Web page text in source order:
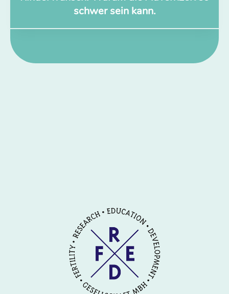
schwer sein kann.